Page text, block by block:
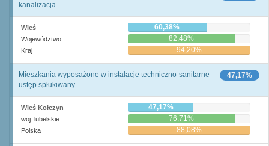
kanalizacja
Wieś 60,38%
Województwo 82,48%
Kraj 94,20%
47,17%
Mieszkania wyposażone w instalacje techniczno-sanitarne -
ustęp spłukiwany
Wieś Kołczyn 47,17%
woj. lubelskie 76,71%
Polska 88,08%